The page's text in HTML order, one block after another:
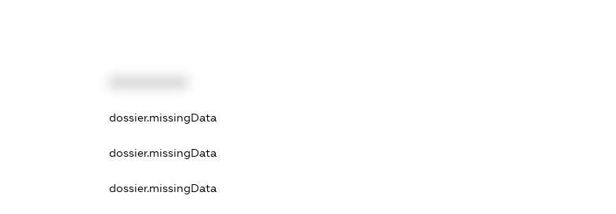
dossier.missingData
dossier.missingData
dossier.missingData